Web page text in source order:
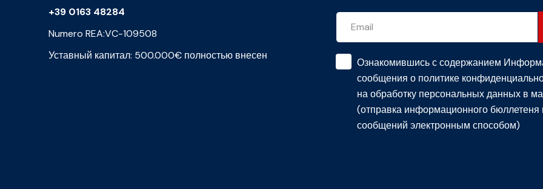
+39 0163 48284
Numero REA:VC-109508
Уставный капитал: 500.000€ полностью внесен
Ознакомившись с содержанием
сообщения о политике
на обработку персональных данных в
(отправка информационного
сообщений электронным способом)